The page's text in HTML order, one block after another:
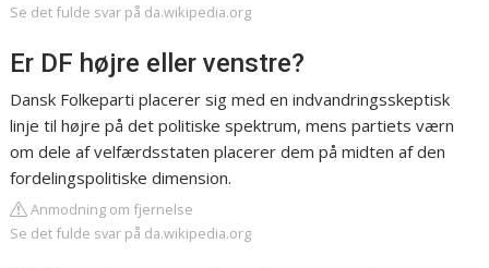
Se det fulde svar på da.wikipedia.org
Er DF højre eller venstre?
Dansk Folkeparti placerer sig med en indvandringsskeptisk
linje til højre på det politiske spektrum, mens partiets værn
om dele af velfærdsstaten placerer dem på midten af den
fordelingspolitiske dimension.
Anmodning om fjernelse
Se det fulde svar på da.wikipedia.org